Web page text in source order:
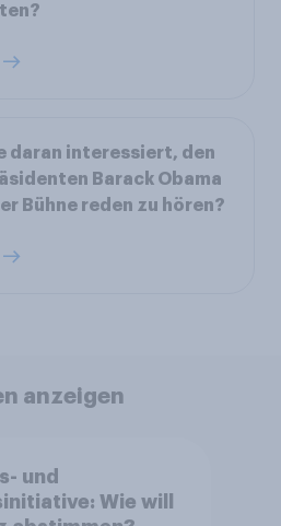
daran interessiert, den
Barack Obama
Bühne reden zu hören?
anzeigen
und
Wie will